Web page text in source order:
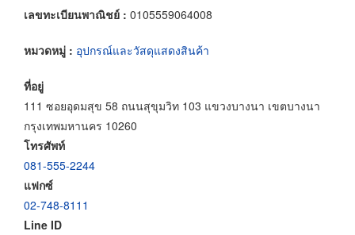
เลขทะเบียนพาณิชย์ : 0105559064008
หมวดหมู่ : อุปกรณ์และวัสดุแสดงสินค้า
ที่อยู่
111 ซอยอุดมสุข 58 ถนนสุขุมวิท 103 แขวงบางนา เขตบางนา
กรุงเทพมหานคร 10260
โทรศัพท์
081-555-2244
แฟกซ์
02-748-8111
Line ID